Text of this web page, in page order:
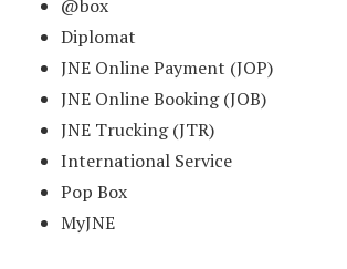
@box
Diplomat
JNE Online Payment (JOP)
JNE Online Booking (JOB)
JNE Trucking (JTR)
International Service
Pop Box
MyJNE